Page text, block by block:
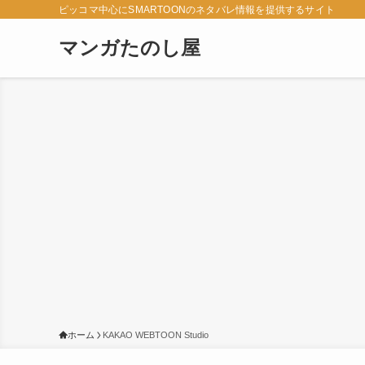
ピッコマ中心にSMARTOONのネタバレ情報を提供するサイト
マンガたのし屋
ホーム KAKAO WEBTOON Studio